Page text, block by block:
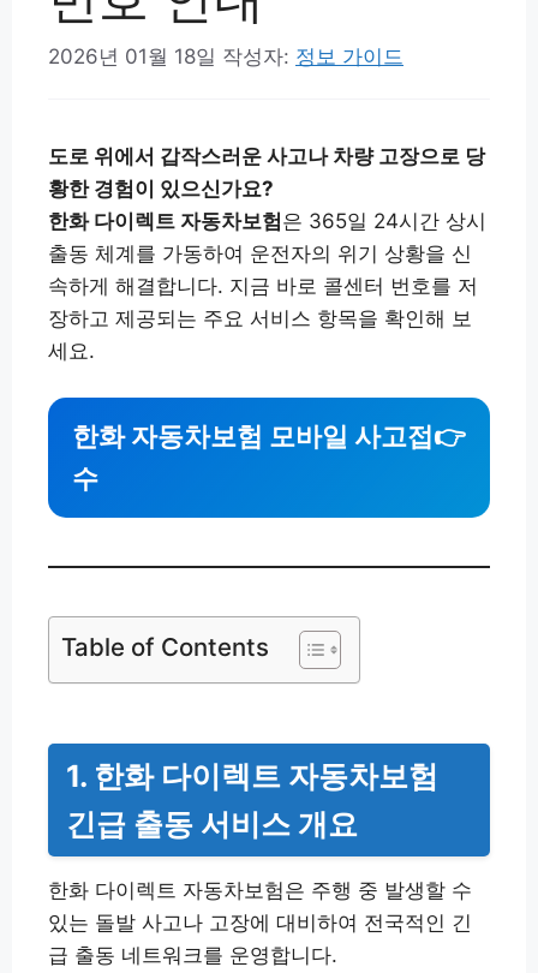
2026년 01월 18일 작성자: 정보 가이드
도로 위에서 갑작스러운 사고나 차량 고장으로 당
황한 경험이 있으신가요?
한화 다이렉트 자동차보험은 365일 24시간 상시
출동 체계를 가동하여 운전자의 위기 상황을 신
속하게 해결합니다. 지금 바로 콜센터 번호를 저
장하고 제공되는 주요 서비스 항목을 확인해 보
세요.
한화 자동차보험 모바일 사고접
수
👉
Table of Contents
1. 한화 다이렉트 자동차보험
긴급 출동 서비스 개요
한화 다이렉트 자동차보험은 주행 중 발생할 수
있는 돌발 사고나 고장에 대비하여 전국적인 긴
급 출동 네트워크를 운영합니다.